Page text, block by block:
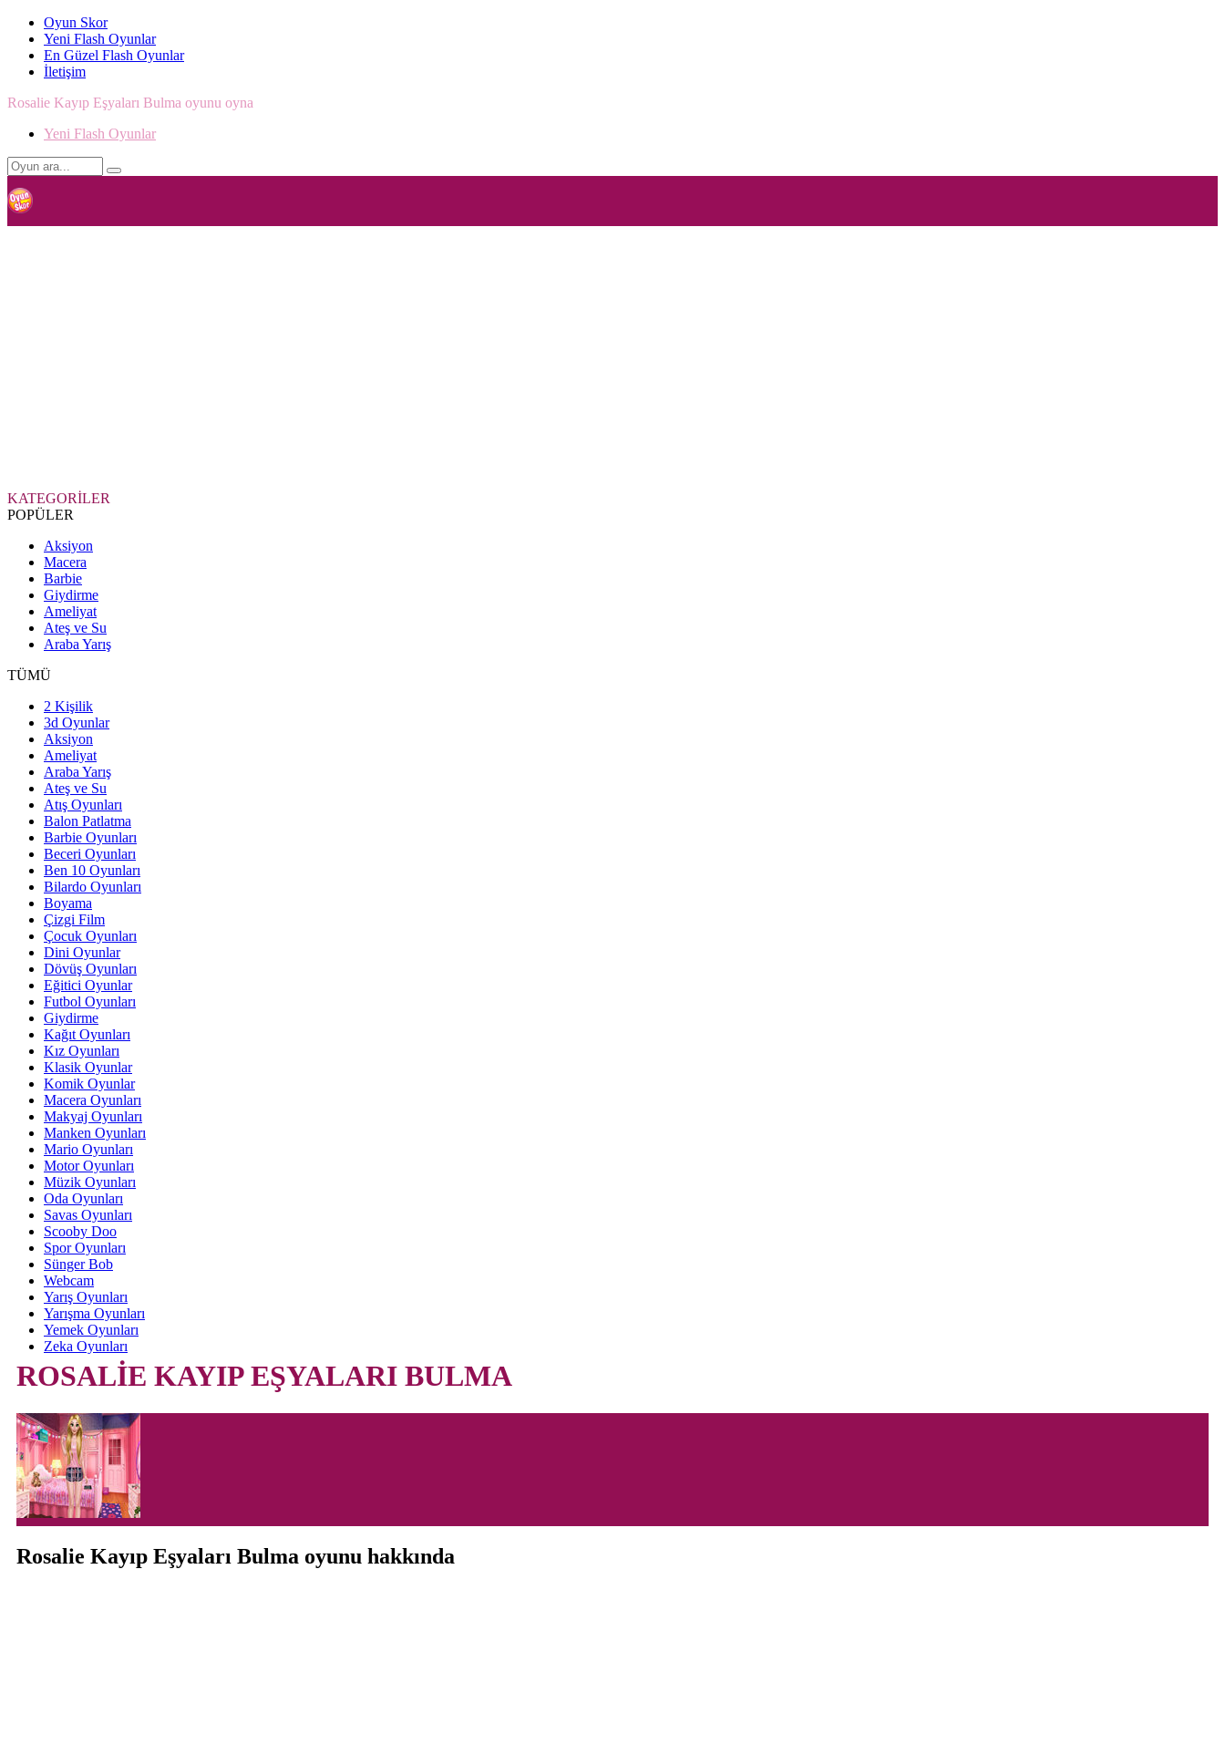
Oyun Skor
Yeni Flash Oyunlar
En Güzel Flash Oyunlar
İletişim
Rosalie Kayıp Eşyaları Bulma oyunu oyna
Yeni Flash Oyunlar
KATEGORİLER
POPÜLER
Aksiyon
Macera
Barbie
Giydirme
Ameliyat
Ateş ve Su
Araba Yarış
TÜMÜ
2 Kişilik
3d Oyunlar
Aksiyon
Ameliyat
Araba Yarış
Ateş ve Su
Atış Oyunları
Balon Patlatma
Barbie Oyunları
Beceri Oyunları
Ben 10 Oyunları
Bilardo Oyunları
Boyama
Çizgi Film
Çocuk Oyunları
Dini Oyunlar
Dövüş Oyunları
Eğitici Oyunlar
Futbol Oyunları
Giydirme
Kağıt Oyunları
Kız Oyunları
Klasik Oyunlar
Komik Oyunlar
Macera Oyunları
Makyaj Oyunları
Manken Oyunları
Mario Oyunları
Motor Oyunları
Müzik Oyunları
Oda Oyunları
Savas Oyunları
Scooby Doo
Spor Oyunları
Sünger Bob
Webcam
Yarış Oyunları
Yarışma Oyunları
Yemek Oyunları
Zeka Oyunları
ROSALİE KAYIP EŞYALARI BULMA
Rosalie Kayıp Eşyaları Bulma oyunu hakkında